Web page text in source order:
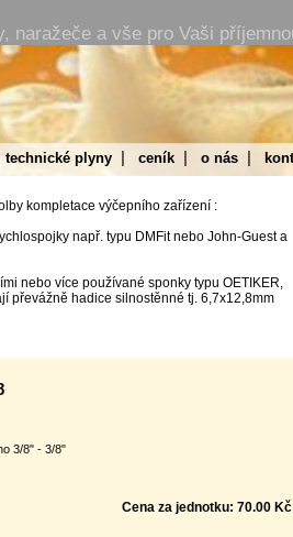
a vše pro Vaši
technické plyny| ceník| o nás|
kompletace výčepního zařízení :
např. typu DMFit nebo John-Guest a
nebo více používané sponky typu OETIKER,
převážně hadice silnostěnné tj. 6,7x12,8mm
3/8" - 3/8"
Cena za jednotku: 70.00 Kč